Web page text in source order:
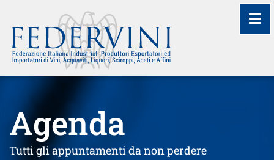
Agenda
Tutti gli appuntamenti da non perdere
≡